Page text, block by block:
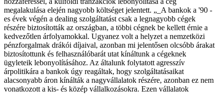
megalakulása elején nagyobb költséget jelentett. „_A bankok a '90 -
es évek végén a dealing szolgáltatást csak a legnagyobb cégek
részére biztosították az országban, a többi cégnek be kellett érnie a
kedvezőtlen árfolyamokkal. Ugyanez volt a helyzet a nemzetközi
pénzforgalmak drákói díjaival, azonban mi jelentősen olcsóbb árakat
biztosítottunk és felhasználóbarát utat kínáltunk a cégeknek
ügyleteik lebonyolításához. Az általunk folytatott agresszív
árpolitikára a bankok úgy reagáltak, hogy szolgáltatásaikat
alacsonyabb áron kínálták a nagyvállalatok részére, azonban ez nem
vonatkozott a kis- és közép vállalkozásokra. Ezen vállalatok